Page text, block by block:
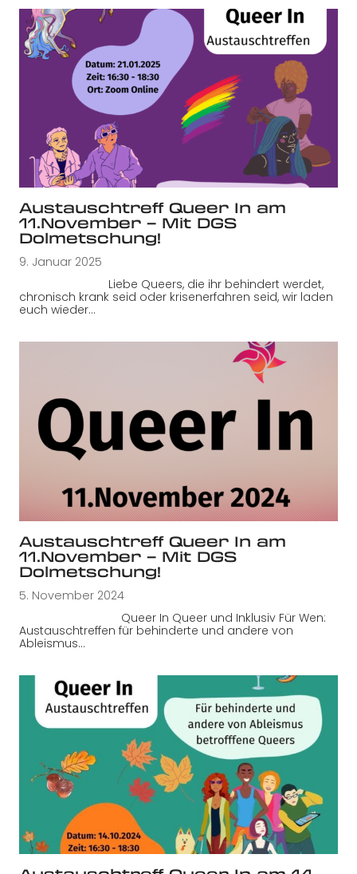
Austauschtreff Queer In am
11.November – Mit DGS
Dolmetschung!
9. Januar 2025
Liebe Queers, die ihr behindert werdet,
chronisch krank seid oder krisenerfahren seid, wir laden
euch wieder…
Austauschtreff Queer In am
11.November – Mit DGS
Dolmetschung!
5. November 2024
Queer In Queer und Inklusiv Für Wen:
Austauschtreffen für behinderte und andere von
Ableismus…